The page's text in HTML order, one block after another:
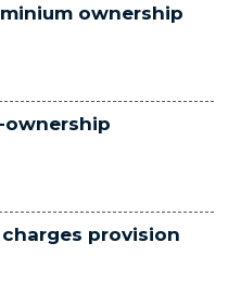
ownership
provision